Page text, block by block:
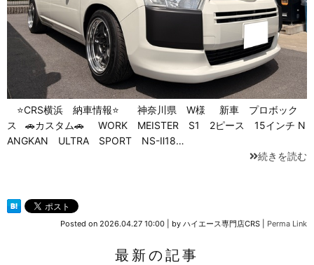
⭐CRS横浜 納車情報⭐ 神奈川県 W様 新車 プロボック
ス 🚗カスタム🚗 WORK MEISTER S1 2ピース 15インチ N
ANGKAN ULTRA SPORT NS-Ⅱ18…
続きを読む
Posted on 2026.04.27 10:00 by ハイエース専門店CRS Perma Link
最新の記事